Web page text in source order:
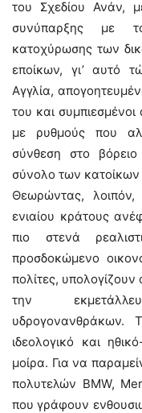
του Σχεδίου Ανάν,
συνύπαρξης με
κατοχύρωσης των
εποίκων, γι’ αυτό
Αγγλία,
του και
με ρυθμούς που
σύνθεση στο
σύνολο των κατοίκων
Θεωρώντας,
ενιαίου κράτους
πιο στενά
προσδοκώμενο
πολίτες, υπολογίζουν
την
υδρογονανθράκων.
ιδεολογικό και
μοίρα. Για να
πολυτελών BMW,
που γράφουν